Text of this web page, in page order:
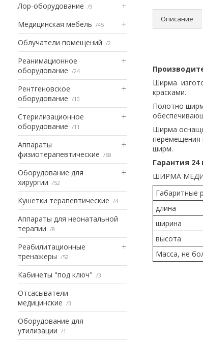
Лор-оборудование 9
Медицинская мебель 45
Облучатели помещений 2
Реанимационное
оборудование
24
Рентгеновское
оборудование
10
Стерилизационное
оборудование
11
Аппараты
физиотерапевтические
68
Оборудование для
хирургии
52
Кушетки терапевтические 4
Аппараты для неонатальной
терапии
8
Реабилитационные
тренажеры
52
Кабинеты "под ключ" 3
Отсасыватели
медицинские
3
Оборудование для
утилизации
1
Описание
Ширма
красками.
Полотно
Ширма
перемещения
ширм.
Гарантия 24
ШИРМА
Габаритные
длина
ширина
высота
Масса, не